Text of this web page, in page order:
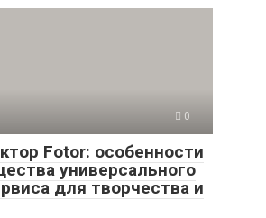
0
Fotor: особенности
универсального
для творчества и